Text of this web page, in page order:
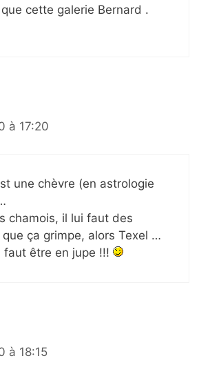
cette galerie Bernard .
à 17:20
une chèvre (en astrologie
chamois, il lui faut des
ça grimpe, alors Texel …
faut être en jupe !!!
à 18:15